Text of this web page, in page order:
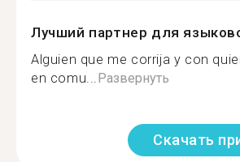
Лучший партнер для
Alguien que me corrija y con
en comu...Развернуть
Скачать